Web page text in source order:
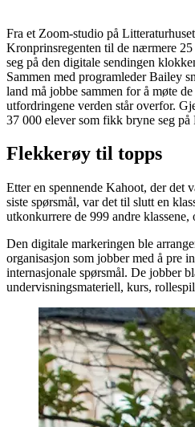
Fra et Zoom-studio på
Kronprinsregenten til de nærmere
seg på den digitale sendingen
Sammen med programleder Bailey
land må jobbe sammen for å møte
utfordringene verden står overfor.
37 000 elever som fikk bryne seg
Flekkerøy til topps
Etter en spennende Kahoot, der det
siste spørsmål, var det til slutt en
utkonkurrere de 999 andre klassene,
Den digitale markeringen ble
organisasjon som jobber med å pre
internasjonale spørsmål. De jobber
undervisningsmateriell, kurs,